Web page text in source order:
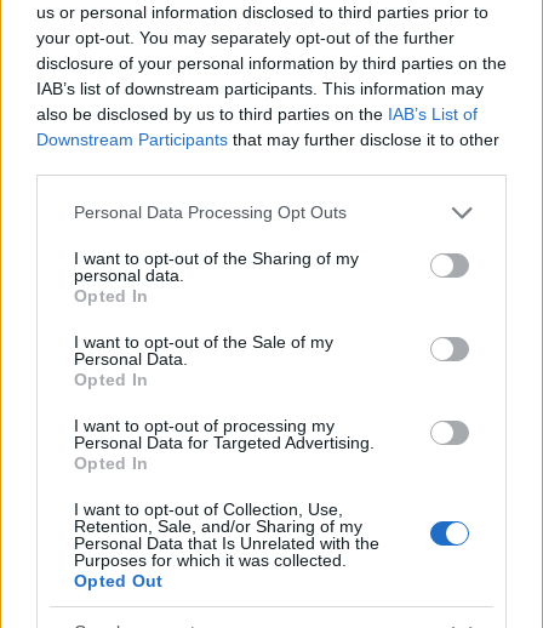
us or personal information disclosed to third parties prior to
your opt-out. You may separately opt-out of the further
disclosure of your personal information by third parties on the
IAB’s list of downstream participants. This information may
also be disclosed by us to third parties on the IAB’s List of
Downstream Participants that may further disclose it to other
Please note that this website/app uses one or more Google
not limited to your visit or usage behaviour. You may click to
grant or deny consent to Google and its third-party tags to
use your data for below specified purposes in below Google
consent section.
Personal Data Processing Opt Outs
I want to opt-out of the Sharing of my
personal data.
Opted In
I want to opt-out of the Sale of my
Personal Data.
Opted In
I want to opt-out of processing my
Personal Data for Targeted Advertising.
Opted In
I want to opt-out of Collection, Use,
Retention, Sale, and/or Sharing of my
Personal Data that Is Unrelated with the
Purposes for which it was collected.
Opted Out